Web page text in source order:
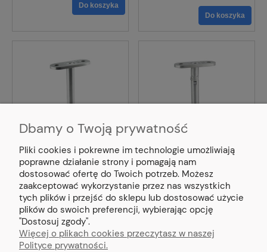
Do koszyka
Do koszyka
Podpora poręczy
profilu, skręcana
wbijana do rury Ø
50,8 stała, szlifowana
Kod:PP4.050.000.S
25,46 zł
Podpora poręczy
profilu, skręcana,
wbijana do rury Ø
50,8 regulowana,
szlifowana
Dbamy o Twoją prywatność
Pliki cookies i pokrewne im technologie umożliwiają
poprawne działanie strony i pomagają nam
dostosować ofertę do Twoich potrzeb. Możesz
zaakceptować wykorzystanie przez nas wszystkich
tych plików i przejść do sklepu lub dostosować użycie
plików do swoich preferencji, wybierając opcję
"Dostosuj zgody".
Więcej o plikach cookies przeczytasz w naszej
Polityce prywatności.